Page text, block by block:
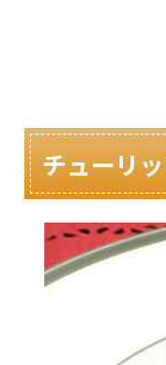
チューリ